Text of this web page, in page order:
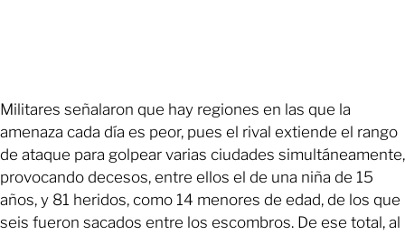
Militares señalaron que hay regiones en las que la
amenaza cada día es peor, pues el rival extiende el rango
de ataque para golpear varias ciudades simultáneamente,
provocando decesos, entre ellos el de una niña de 15
años, y 81 heridos, como 14 menores de edad, de los que
seis fueron sacados entre los escombros. De ese total, al